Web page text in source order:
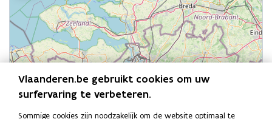
t
r
)
d
D
P
n
e
D
o
e
D
o
o
d
e
Vlaanderen.be gebruikt cookies om uw
surfervaring te verbeteren.
Sommige cookies zijn noodzakelijk om de website optimaal te